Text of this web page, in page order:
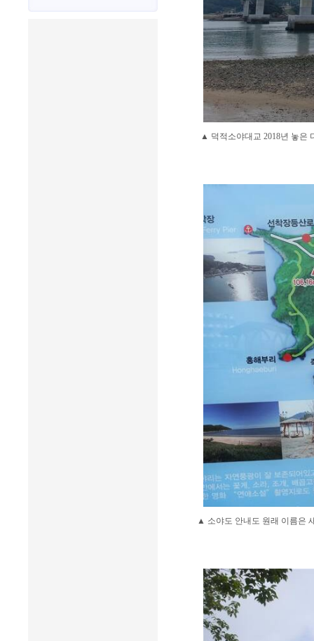
▲ 덕적소야대교 2018년 놓은
▲ 소야도 안내도 원래 이름은